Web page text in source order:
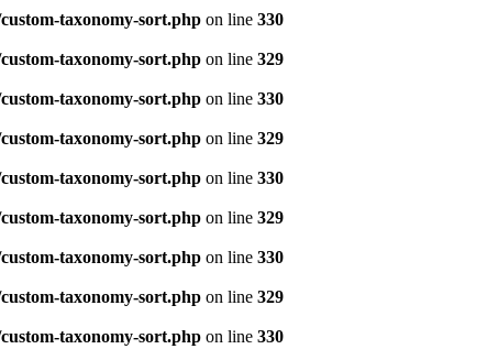
taxonomy-sort.php on line 330
taxonomy-sort.php on line 329
taxonomy-sort.php on line 330
taxonomy-sort.php on line 329
taxonomy-sort.php on line 330
taxonomy-sort.php on line 329
taxonomy-sort.php on line 330
taxonomy-sort.php on line 329
taxonomy-sort.php on line 330